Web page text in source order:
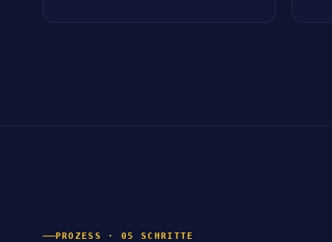
PROZESS · 05 SCHRITTE